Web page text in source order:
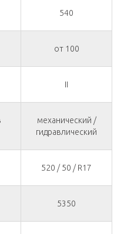
540
от 100
II
механический /
гидравлический
520 / 50 / R17
5350